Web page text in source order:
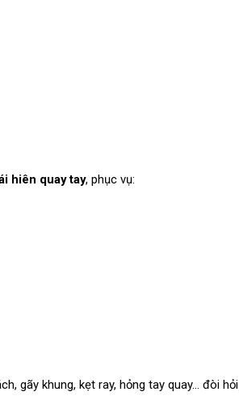
hiên quay tay, phục vụ:
gãy khung, kẹt ray, hỏng tay quay… đòi